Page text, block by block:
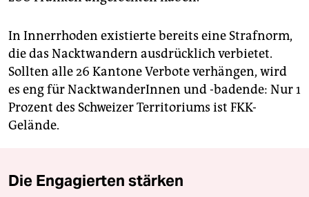
In Innerrhoden existierte bereits eine Strafnorm,
die das Nacktwandern ausdrücklich verbietet.
Sollten alle 26 Kantone Verbote verhängen, wird
es eng für NacktwanderInnen und -badende: Nur 1
Prozent des Schweizer Territoriums ist FKK-
Gelände.
Die Engagierten stärken